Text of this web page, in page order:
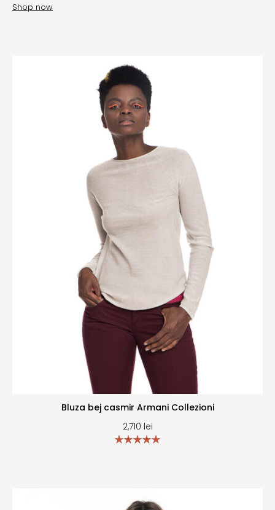
Shop now
Bluza bej casmir Armani Collezioni
2,710 lei